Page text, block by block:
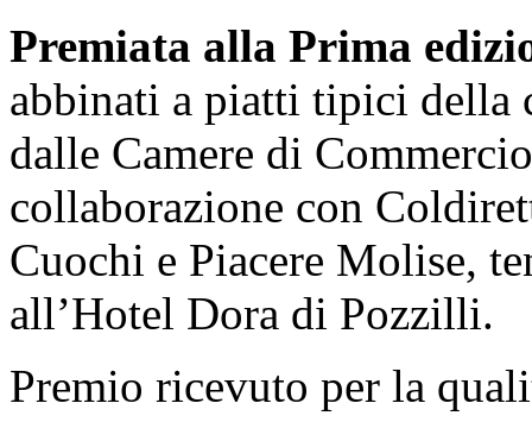
Premiata alla Prima
abbinati a piatti tipici della
dalle Camere di
collaborazione con
Cuochi e Piacere Molise,
all’Hotel Dora di Pozzilli.
Premio ricevuto per la